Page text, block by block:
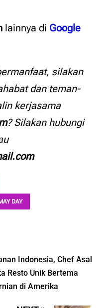
lainnya di Google
silakan
dan teman-
kerjasama
? Silakan hubungi
DAY
Indonesia, Chef Asal
Resto Unik Bertema
di Amerika